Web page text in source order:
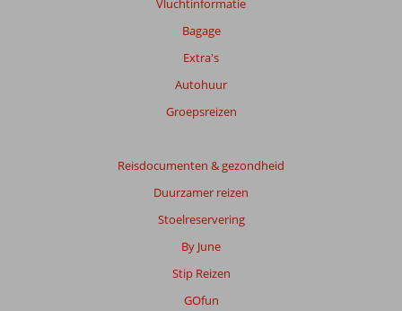
Vluchtinformatie
Bagage
Extra's
Autohuur
Groepsreizen
Reisdocumenten & gezondheid
Duurzamer reizen
Stoelreservering
By June
Stip Reizen
GOfun